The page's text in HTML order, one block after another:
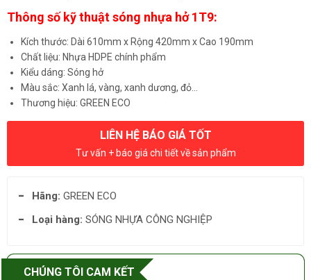
Thông số kỹ thuật sóng nhựa hở 1T9:
Kích thước: Dài 610mm x Rộng 420mm x Cao 190mm
Chất liệu: Nhựa HDPE chính phẩm
Kiểu dáng: Sóng hở
Màu sắc: Xanh lá, vàng, xanh dương, đỏ…
Thương hiệu: GREEN ECO
LIÊN HỆ BÁO GIÁ TỐT
Tư vấn + báo giá chi tiết về sản phẩm
Hãng: GREEN ECO
Loại hàng: SÓNG NHỰA CÔNG NGHIỆP
CHÚNG TÔI CAM KẾT